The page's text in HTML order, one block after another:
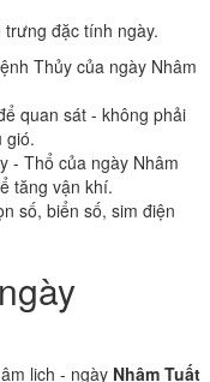
đặc tính ngày.
Thủy của ngày Nhâm
quan sát - không phải
gió.
- Thổ của ngày Nhâm
tăng vận khí.
số, biển số, sim điện
lịch - ngày Nhâm Tuất